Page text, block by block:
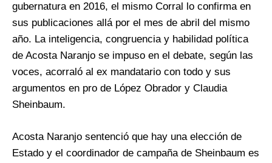
gubernatura en 2016, el mismo Corral lo confirma en
sus publicaciones allá por el mes de abril del mismo
año. La inteligencia, congruencia y habilidad política
de Acosta Naranjo se impuso en el debate, según las
voces, acorraló al ex mandatario con todo y sus
argumentos en pro de López Obrador y Claudia
Sheinbaum.
Acosta Naranjo sentenció que hay una elección de
Estado y el coordinador de campaña de Sheinbaum es